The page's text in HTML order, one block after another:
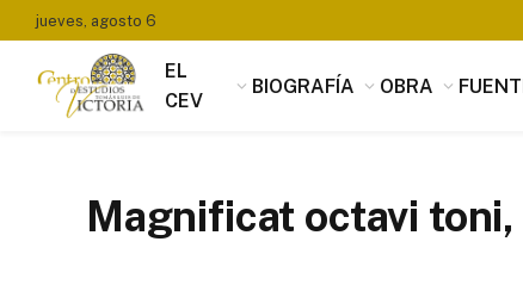
jueves, agosto 6
EL
CEV
BIOGRAFÍA OBRA
Magnificat octavi toni,